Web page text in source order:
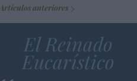
Artículos anteriores
El Reinado
Eucarístico